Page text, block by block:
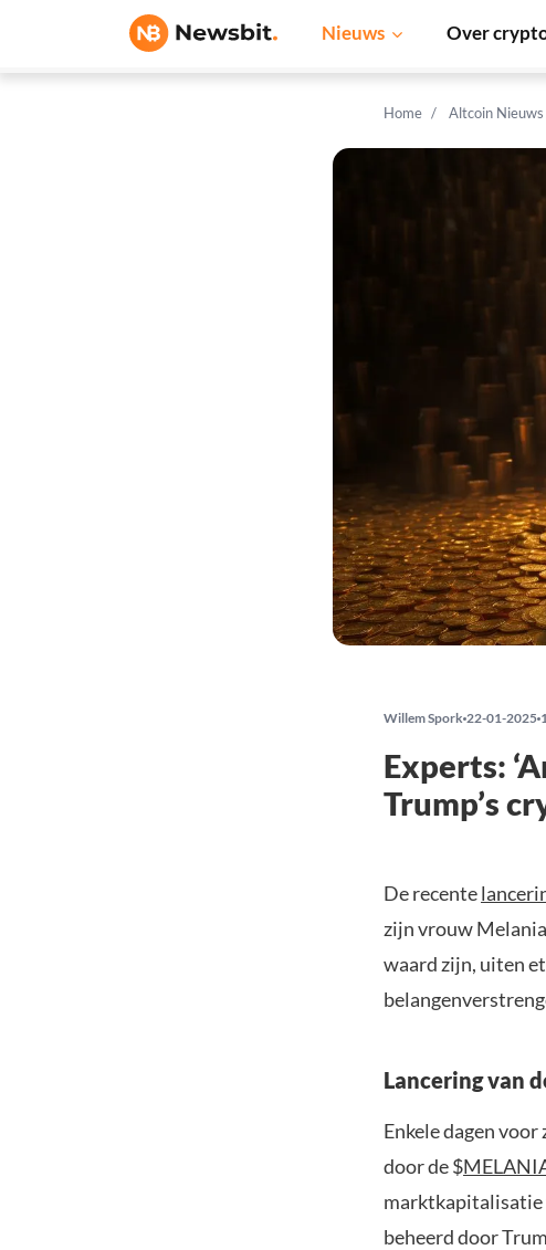
Nieuws Over
Home Altcoin Nieuws
Willem Spork 22-01-2025
Experts:
Trump’s
De recente
zijn vrouw
waard zijn, uiten
Lancering van
Enkele dagen
door de $
marktkapitalisatie
beheerd door